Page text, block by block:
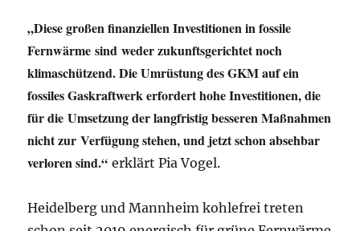
„Diese großen finanziellen Investitionen in fossile
Fernwärme sind weder zukunftsgerichtet noch
klimaschützend. Die Umrüstung des GKM auf ein
fossiles Gaskraftwerk erfordert hohe Investitionen, die
für die Umsetzung der langfristig besseren Maßnahmen
nicht zur Verfügung stehen, und jetzt schon absehbar
verloren sind.“erklärt Pia Vogel.
Heidelberg und Mannheim kohlefrei treten